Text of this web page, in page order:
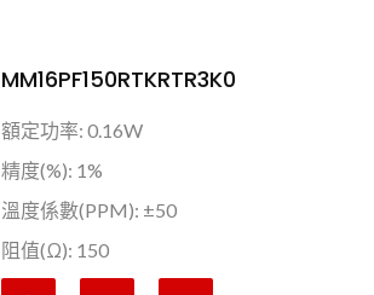
MM16PF150RTKRTR3K0
額定功率: 0.16W
精度(%): 1%
溫度係數(PPM): ±50
阻值(Ω): 150